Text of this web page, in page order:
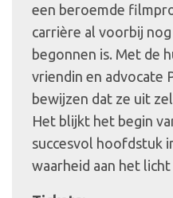
een beroemde
carrière al voorbij
begonnen is. Met de
vriendin en advocate
bewijzen dat ze uit
Het blijkt het begin
succesvol hoofdstuk
waarheid aan het